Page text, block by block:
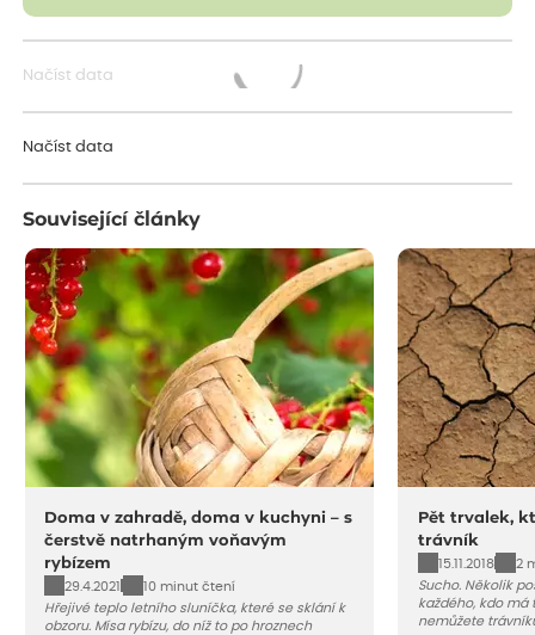
Načíst data
Načíst data
Související články
Doma v zahradě, doma v kuchyni – s
čerstvě natrhaným voňavým
rybízem
29.4.2021
10 minut čtení
Hřejivé teplo letního sluníčka, které se sklání k
obzoru. Mísa rybízu, do níž to po hroznech
Pět trvalek,
trávník
15.11.2018
2
Sucho. Několik
každého, kdo má
nemůžete